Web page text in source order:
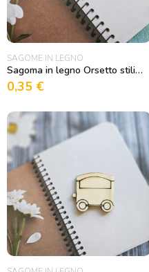
SAGOME IN LEGNO
Sagoma in legno Orsetto stilizzato
0,35 €